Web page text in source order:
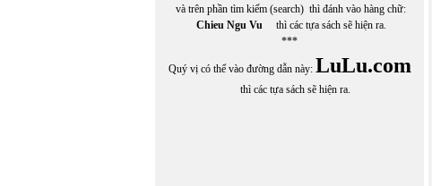
và trên phần tìm kiếm (search) thì đánh vào hàng chữ:
Chieu Ngu Vu thì các tựa sách sẽ hiện ra.
***
Quý vị có thể vào đường dẫn này: LuLu.com
thì các tựa sách sẽ hiện ra.